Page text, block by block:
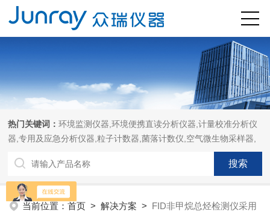
热门关键词：环境监测仪器,环境便携直读分析仪器,计量校准分析仪
器,专用及应急分析仪器,粒子计数器,菌落计数仪,空气微生物采样器,
当前位置：首页 >解决方案 > FID非甲烷总烃检测仪采用